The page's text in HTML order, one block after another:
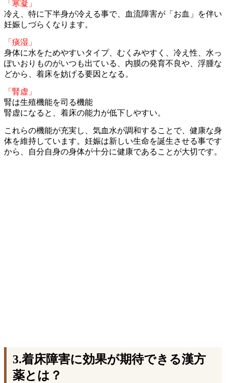
「寒凝」
冷え、特に下半身が冷える事で、血流障害が「お血」を伴い
妊娠しづらくなります。
「痰湿」
身体に水をためやすいタイプ、むくみやすく、冷え性、水っ
ぽいおりものがいつも出ている、 内膜の発育不良や、浮腫な
どから、着床を妨げる要因となる。
「腎虚」
腎は生殖機能を司る機能
腎虚になると、着床の能力が低下しやすい。
これらの機能が充実し、気血水が調和することで、健康な身
体を維持しています。妊娠は新しい生命を誕生させる事です
から、自分自身の身体が十分に健康であることが大切です。
3.着床障害に効果が期待できる漢方
薬とは？